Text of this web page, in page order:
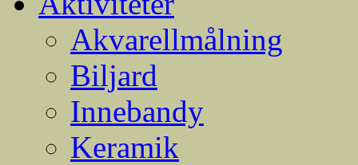
Akvarellmålning
Biljard
Innebandy
Keramik